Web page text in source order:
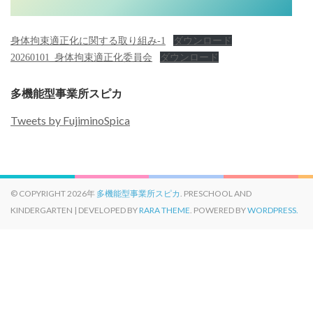
身体拘束適正化に関する取り組み-1
ダウンロード
20260101_身体拘束適正化委員会
ダウンロード
多機能型事業所スピカ
Tweets by FujiminoSpica
© COPYRIGHT 2026年 多機能型事業所スピカ . PRESCHOOL AND
KINDERGARTEN | DEVELOPED BYRARA THEME . POWERED BYWORDPRESS.